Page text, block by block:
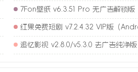
7Fon壁纸 v6.3.51 Pro 无广告解锁版
红果免费短剧 v7.2.4.32 VIP版（
追忆影视 v2.8.0/v5.3.0 去广告纯净